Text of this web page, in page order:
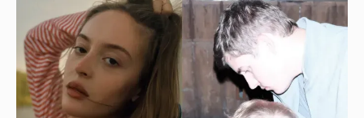
Внучка Никиты Михалкова Наталья с
мужем и сыном отдыхает на яхте